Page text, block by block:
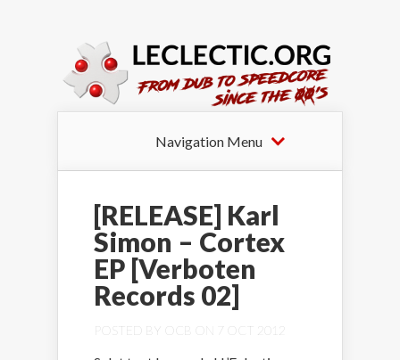
Navigation Menu
[RELEASE] Karl
Simon – Cortex
EP [Verboten
Records 02]
POSTED BY OCB ON 7 OCT 2012